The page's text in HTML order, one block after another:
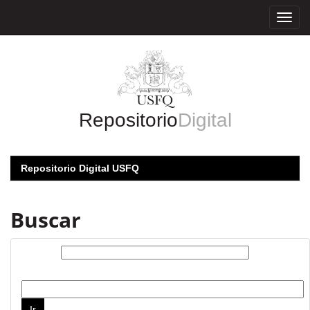
RepositorioDigital
Repositorio Digital USFQ
Buscar